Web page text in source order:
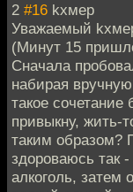
2 #16 kxмep
Уважаемый
(Минут 15
Сначала
набирая
такое
привыкну, жить-
таким образом?
здороваюсь так
алкоголь,